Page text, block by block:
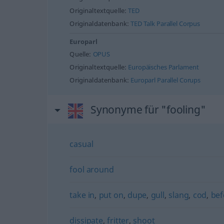
Originaltextquelle:TED
Originaldatenbank:TED Talk Parallel Corpus
Europarl
Quelle: OPUS
Originaltextquelle: Europäisches Parlament
Originaldatenbank: Europarl Parallel Corups
Synonyme für "fooling"
casual
fool around
take in, put on, dupe, gull, slang, cod,
dissipate,fritter, shoot